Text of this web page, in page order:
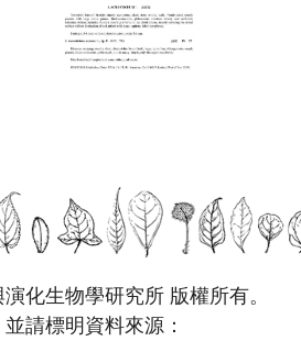
化生物學研究所 版權所有。
請標明資料來源：